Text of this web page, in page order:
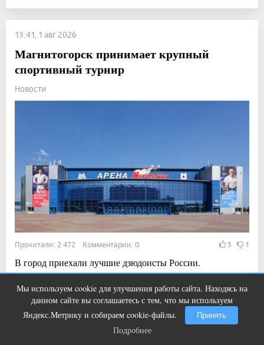
13:41, 1 авг 2026
Магнитогорск принимает крупный
спортивный турнир
Новости
Прочитали: 2 472 Комментарии: 0 5 1
В город приехали лучшие дзюдоисты России.
11:07, 1 авг 2026
В Магнитогорске в общественном
транспорте украли мобильный телефон
Мы используем cookie для улучшения работы сайта. Находясь на
данном сайте вы соглашаетесь с тем, что мы используем
Яндекс.Метрику и собираем cookie-файлы.
Принять
Подробнее
Ролик из Омска: вы будете смеяться
долго
Подробнее